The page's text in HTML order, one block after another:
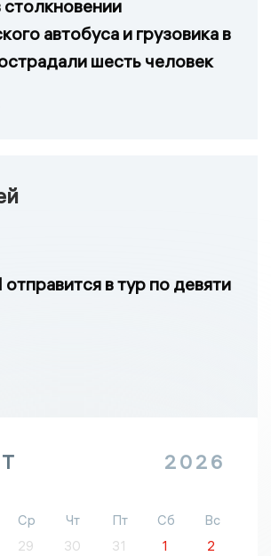
столкновении
автобуса и грузовика в
шесть человек
в тур по девяти
2026
Ср Чт Пт Сб
Вс
29 30 31 1
2